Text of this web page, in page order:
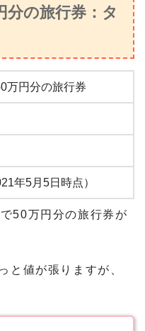
の旅行券：タ
万円分の旅行券
年5月5日時点）
50万円分の旅行券が
と値が張りますが、